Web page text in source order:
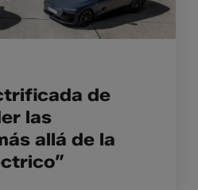
de
las
allá de la